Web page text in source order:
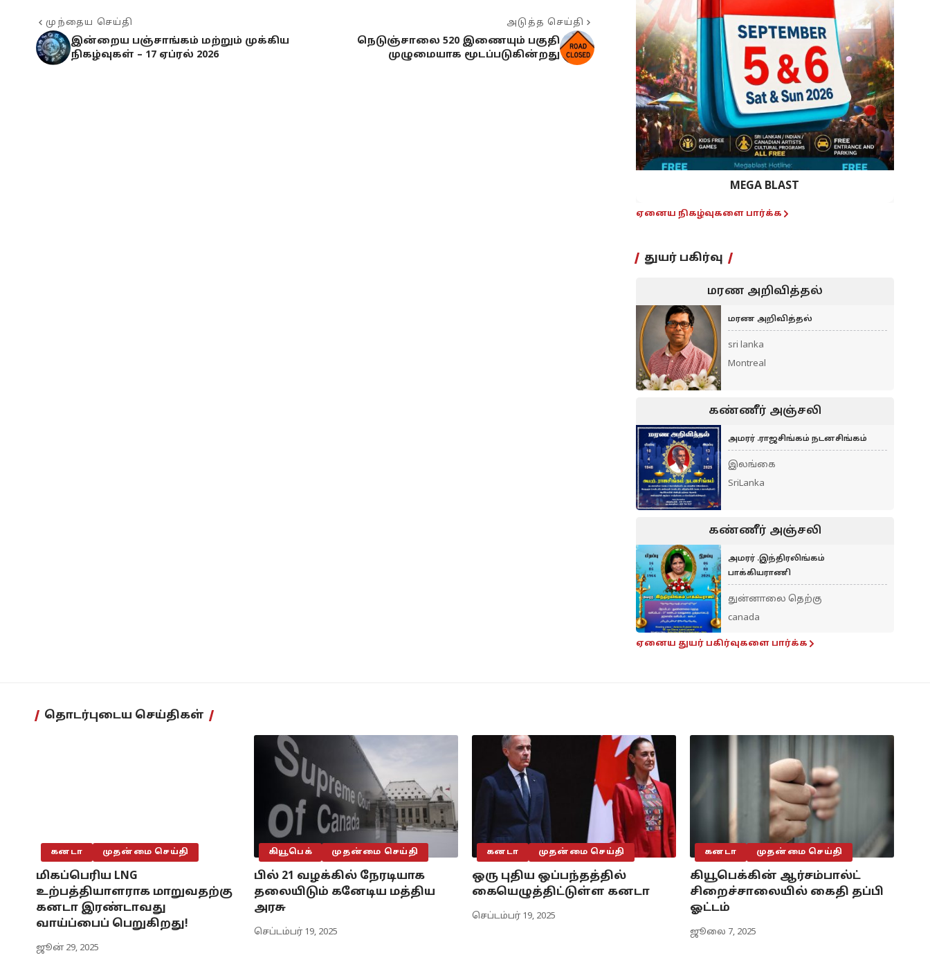
முந்தைய செய்தி
இன்றைய பஞ்சாங்கம் மற்றும் முக்கிய
நிகழ்வுகள் – 17 ஏப்ரல் 2026
அடுத்த செய்தி
நெடுஞ்சாலை 520 இணையும் பகுதி
முழுமையாக மூடப்படுகின்றது
MEGA BLAST
ஏனைய நிகழ்வுகளை பார்க்க
துயர் பகிர்வு
மரண அறிவித்தல்
மரண அறிவித்தல்
sri lanka
Montreal
கண்ணீர் அஞ்சலி
அமரர் .ராஜசிங்கம் நடனசிங்கம்
இலங்கை
SriLanka
கண்ணீர் அஞ்சலி
அமரர் .இந்திரலிங்கம்
பாக்கியராணி
துன்னாலை தெற்கு
canada
ஏனைய துயர் பகிர்வுகளை பார்க்க
தொடர்புடைய செய்திகள்
கனடா முதன்மை செய்தி
மிகப்பெரிய LNG
உற்பத்தியாளராக மாறுவதற்கு
கனடா இரண்டாவது
வாய்ப்பைப் பெறுகிறது!
ஜூன் 29, 2025
கியூபெக் முதன்மை செய்தி
பில் 21 வழக்கில் நேரடியாக
தலையிடும் கனேடிய மத்திய
அரசு
செப்டம்பர் 19, 2025
கனடா முதன்மை செய்தி
ஒரு புதிய ஒப்பந்தத்தில்
கையெழுத்திட்டுள்ள கனடா
செப்டம்பர் 19, 2025
கனடா முதன்மை செய்தி
கியூபெக்கின் ஆர்சம்பால்ட்
சிறைச்சாலையில் கைதி தப்பி
ஓட்டம்
ஜூலை 7, 2025